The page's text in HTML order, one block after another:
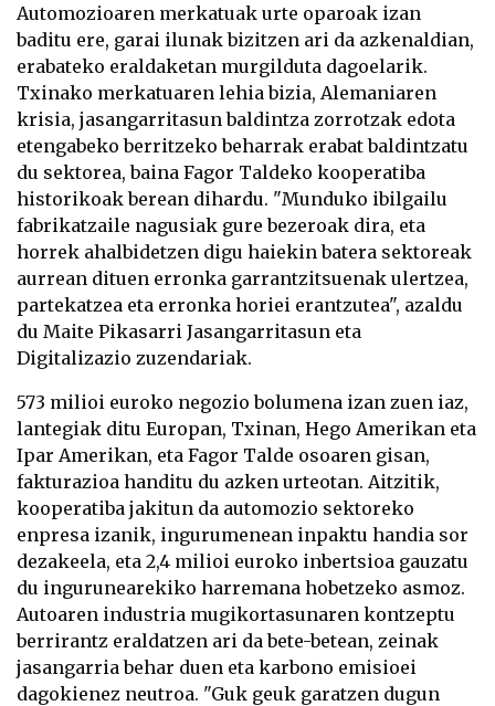
Automozioaren merkatuak urte oparoak izan
baditu ere, garai ilunak bizitzen ari da azkenaldian,
erabateko eraldaketan murgilduta dagoelarik.
Txinako merkatuaren lehia bizia, Alemaniaren
krisia, jasangarritasun baldintza zorrotzak edota
etengabeko berritzeko beharrak erabat baldintzatu
du sektorea, baina Fagor Taldeko kooperatiba
historikoak berean dihardu. "Munduko ibilgailu
fabrikatzaile nagusiak gure bezeroak dira, eta
horrek ahalbidetzen digu haiekin batera sektoreak
aurrean dituen erronka garrantzitsuenak ulertzea,
partekatzea eta erronka horiei erantzutea", azaldu
du Maite Pikasarri Jasangarritasun eta
Digitalizazio zuzendariak.
573 milioi euroko negozio bolumena izan zuen iaz,
lantegiak ditu Europan, Txinan, Hego Amerikan eta
Ipar Amerikan, eta Fagor Talde osoaren gisan,
fakturazioa handitu du azken urteotan. Aitzitik,
kooperatiba jakitun da automozio sektoreko
enpresa izanik, ingurumenean inpaktu handia sor
dezakeela, eta 2,4 milioi euroko inbertsioa gauzatu
du ingurunearekiko harremana hobetzeko asmoz.
Autoaren industria mugikortasunaren kontzeptu
berrirantz eraldatzen ari da bete-betean, zeinak
jasangarria behar duen eta karbono emisioei
dagokienez neutroa. "Guk geuk garatzen dugun